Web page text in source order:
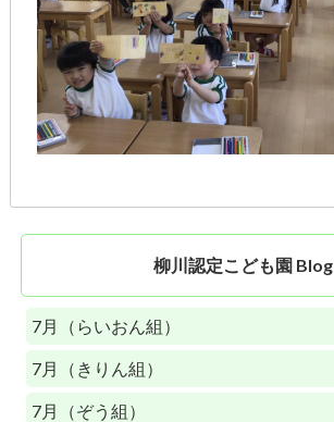
柳川認定こども園 Blog
7月（らいおん組）
7月（きりん組）
7月（ぞう組）